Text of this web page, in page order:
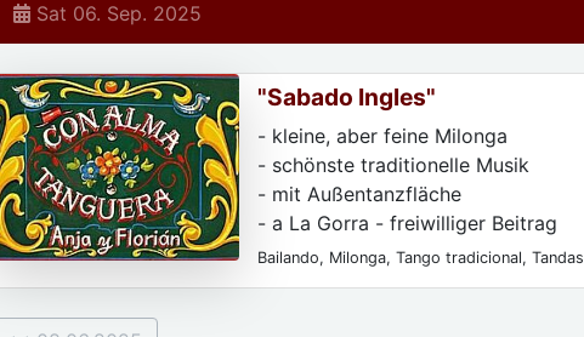
Sat 06. Sep. 2025
"Sabado Ingles"
- kleine, aber feine Milonga
- schönste traditionelle Musik
- mit Außentanzfläche
- a La Gorra - freiwilliger Beitrag
Bailando, Milonga, Tango tradicional, Tandas